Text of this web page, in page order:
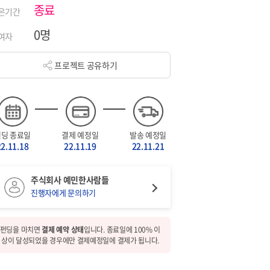
기간 종료
자 0명
프로젝트 공유하기
종료일 결제 예정일
22.11.19
발송 예정일
22.11.21
주식회사 예민한사람들
진행자에게 문의하기
펀딩을 마치면결제 예약 상태입니다. 종료일에 100% 이
상이 달성되었을 경우에만 결제예정일에 결제가 됩니다.